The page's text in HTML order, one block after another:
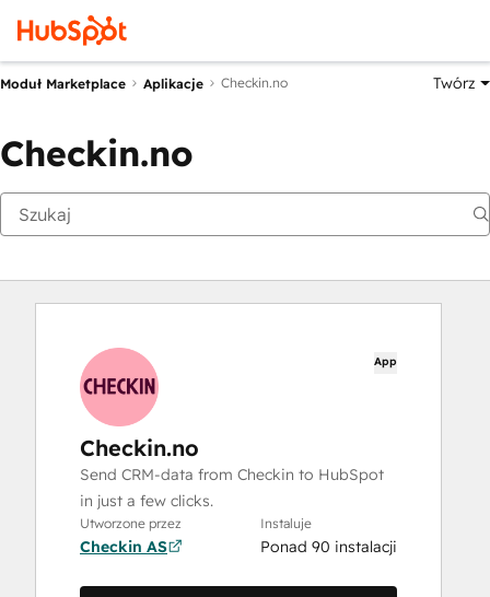
Moduł Marketplace Aplikacje Checkin.no Twórz
Checkin.no
App
Checkin.no
Send CRM-data from Checkin to HubSpot
in just a few clicks.
Utworzone przez
Checkin AS
Instaluje
Ponad 90 instalacji